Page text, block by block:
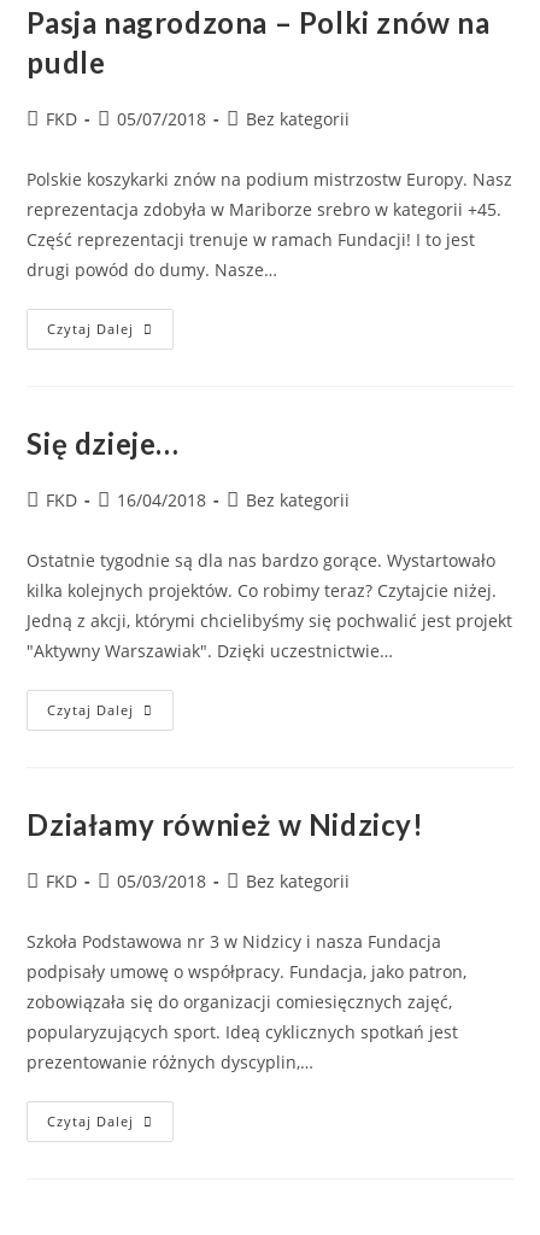
Pasja nagrodzona – Polki znów na
pudle
FKD 05/07/2018 Bez kategorii
Polskie koszykarki znów na podium mistrzostw Europy. Nasz
reprezentacja zdobyła w Mariborze srebro w kategorii +45.
Część reprezentacji trenuje w ramach Fundacji! I to jest
drugi powód do dumy. Nasze…
Czytaj Dalej
Się dzieje…
FKD 16/04/2018 Bez kategorii
Ostatnie tygodnie są dla nas bardzo gorące. Wystartowało
kilka kolejnych projektów. Co robimy teraz? Czytajcie niżej.
Jedną z akcji, którymi chcielibyśmy się pochwalić jest projekt
"Aktywny Warszawiak". Dzięki uczestnictwie…
Czytaj Dalej
Działamy również w Nidzicy!
FKD 05/03/2018 Bez kategorii
Szkoła Podstawowa nr 3 w Nidzicy i nasza Fundacja
podpisały umowę o współpracy. Fundacja, jako patron,
zobowiązała się do organizacji comiesięcznych zajęć,
popularyzujących sport. Ideą cyklicznych spotkań jest
prezentowanie różnych dyscyplin,…
Czytaj Dalej